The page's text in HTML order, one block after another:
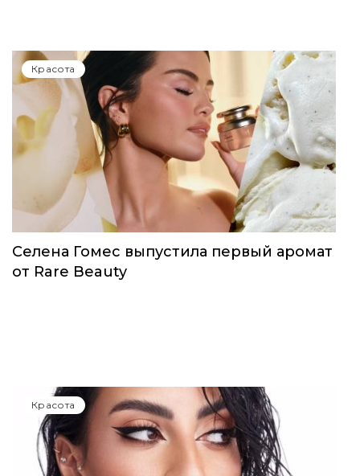
Красота
Селена Гомес выпустила первый аромат
от Rare Beauty
Красота